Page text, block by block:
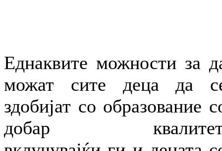
Еднаквите можности за
можат сите деца да
здобијат со образование
добар